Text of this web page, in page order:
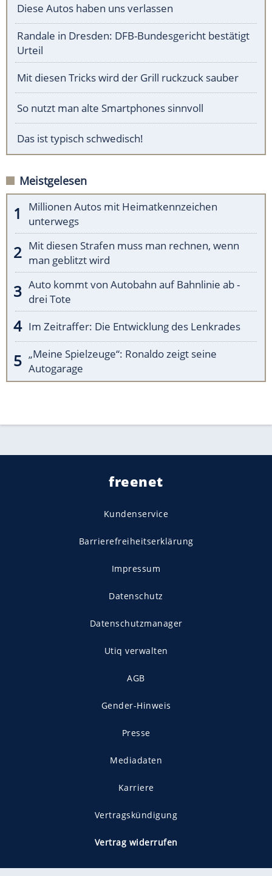
Diese Autos haben uns verlassen
Randale in Dresden: DFB-Bundesgericht bestätigt
Urteil
Mit diesen Tricks wird der Grill ruckzuck sauber
So nutzt man alte Smartphones sinnvoll
Das ist typisch schwedisch!
Meistgelesen
Millionen Autos mit Heimatkennzeichen
unterwegs
Mit diesen Strafen muss man rechnen, wenn
man geblitzt wird
Auto kommt von Autobahn auf Bahnlinie ab -
drei Tote
Im Zeitraffer: Die Entwicklung des Lenkrades
„Meine Spielzeuge“: Ronaldo zeigt seine
Autogarage
freenet
Kundenservice
Barrierefreiheitserklärung
Impressum
Datenschutz
Datenschutzmanager
Utiq verwalten
AGB
Gender-Hinweis
Presse
Mediadaten
Karriere
Vertragskündigung
Vertrag widerrufen